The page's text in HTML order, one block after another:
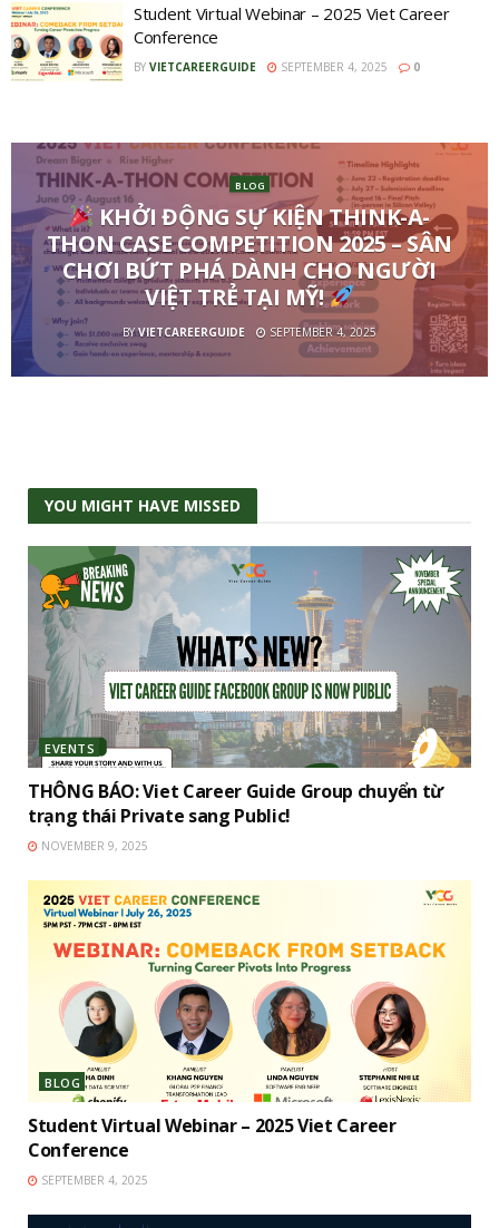
Student Virtual Webinar – 2025 Viet Career
Conference
BY VIETCAREERGUIDE SEPTEMBER 4, 2025 0
BLOG
KHỞI ĐỘNG SỰ KIỆN THINK-A-
THON CASE COMPETITION 2025 – SÂN
CHƠI BỨT PHÁ DÀNH CHO NGƯỜI
VIỆT TRẺ TẠI MỸ!
BY VIETCAREERGUIDE SEPTEMBER 4, 2025
YOU MIGHT HAVE MISSED
EVENTS
THÔNG BÁO: Viet Career Guide Group chuyển từ
trạng thái Private sang Public!
NOVEMBER 9, 2025
BLOG
Student Virtual Webinar – 2025 Viet Career
Conference
SEPTEMBER 4, 2025